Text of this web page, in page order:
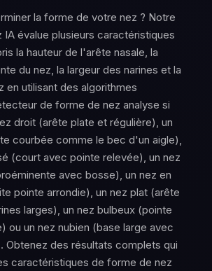
la forme de votre nez ? Notre
IA évalue plusieurs caractéristiques
la hauteur de l'arête nasale, la
du nez, la largeur des narines et la
en utilisant des algorithmes
de forme de nez analyse si
droit (arête plate et régulière), un
courbée comme le bec d'un aigle),
(court avec pointe relevée), un nez
avec bosse), un nez en
pointe arrondie), un nez plat (arête
larges), un nez bulbeux (pointe
ou un nez nubien (base large avec
Obtenez des résultats complets qui
caractéristiques de forme de nez